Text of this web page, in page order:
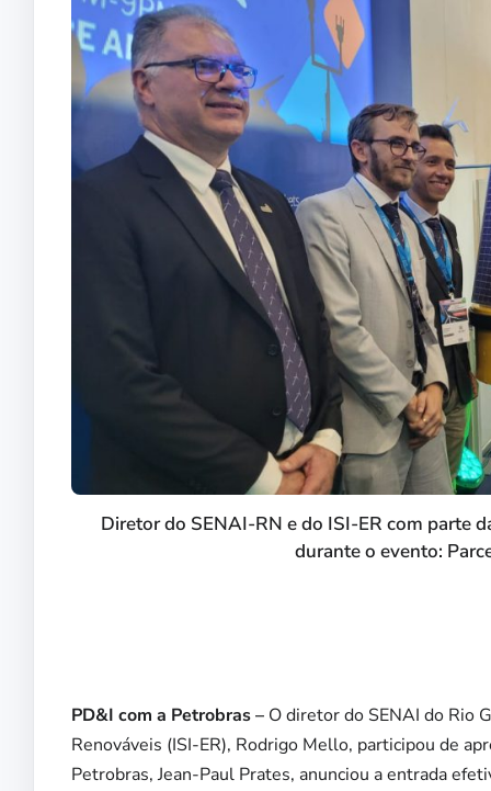
Diretor do SENAI-RN e do ISI-ER com parte
durante o evento:
PD&I com a Petrobras – O diretor do SENAI do Rio
Renováveis (ISI-ER), Rodrigo Mello, participou de
Petrobras, Jean-Paul Prates, anunciou a entrada